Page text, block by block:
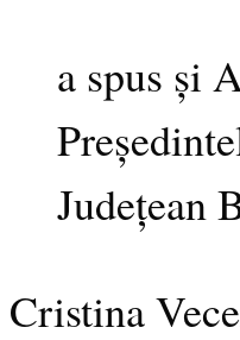
a spus și
Județean
Cristina